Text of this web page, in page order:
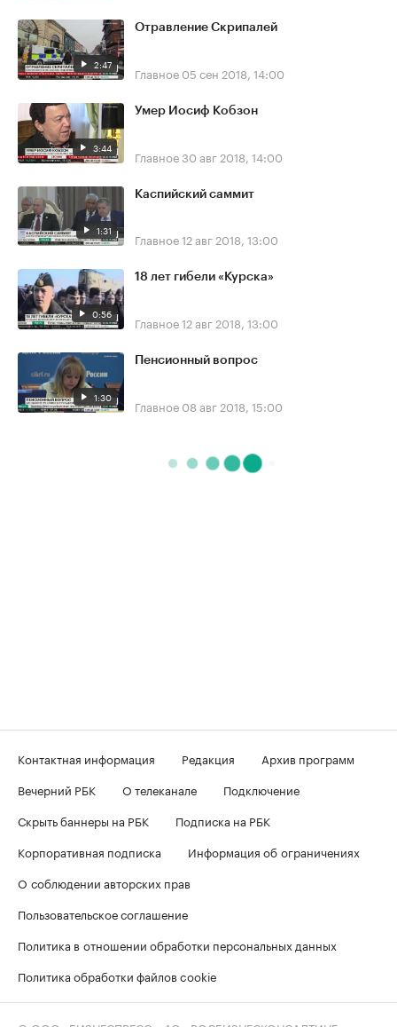
2:47
Отравление Скрипалей
Главное 05 сен 2018, 14:00
3:44
Умер Иосиф Кобзон
Главное30 авг 2018, 14:00
1:31
Каспийский саммит
Главное12 авг 2018, 13:00
0:56
18 лет гибели «Курска»
Главное12 авг 2018, 13:00
1:30
Пенсионный вопрос
Главное 08 авг 2018, 15:00
Контактная информация Редакция
Архив программ
Вечерний РБК
О телеканале
Подключение
Скрыть баннеры на РБК
Подписка на РБК
Корпоративная подписка
Информация об ограничениях
О соблюдении авторских прав
Пользовательское соглашение
Политика в отношении обработки персональных данных
Политика обработки файлов cookie